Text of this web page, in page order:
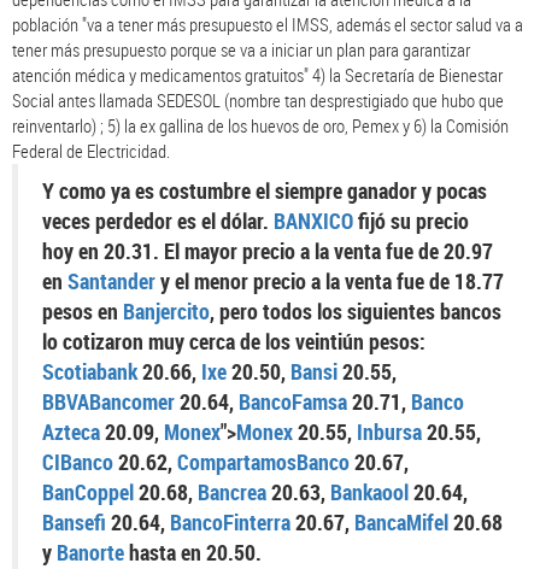
población "va a tener más presupuesto el IMSS, además el sector salud va a
tener más presupuesto porque se va a iniciar un plan para garantizar
atención médica y medicamentos gratuitos" 4) la Secretaría de Bienestar
Social antes llamada SEDESOL (nombre tan desprestigiado que hubo que
reinventarlo) ; 5) la ex gallina de los huevos de oro, Pemex y 6) la Comisión
Federal de Electricidad.
Y como ya es costumbre el siempre ganador y pocas
veces perdedor es el dólar. BANXICOfijó su precio
hoy en 20.31. El mayor precio a la venta fue de 20.97
en Santandery el menor precio a la venta fue de 18.77
pesos en Banjercito, pero todos los siguientes bancos
lo cotizaron muy cerca de los veintiún pesos:
Scotiabank20.66, Ixe20.50, Bansi20.55,
BBVABancomer20.64, BancoFamsa20.71, Banco
Azteca20.09, Monex">Monex20.55, Inbursa20.55,
CIBanco20.62,CompartamosBanco20.67,
BanCoppel20.68, Bancrea20.63, Bankaool20.64,
Bansefi 20.64, BancoFinterra20.67, BancaMifel20.68
y Banortehasta en 20.50.